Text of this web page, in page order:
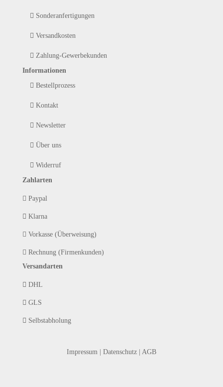
Sonderanfertigungen
Versandkosten
Zahlung-Gewerbekunden
Informationen
Bestellprozess
Kontakt
Newsletter
Über uns
Widerruf
Zahlarten
Paypal
Klarna
Vorkasse (Überweisung)
Rechnung (Firmenkunden)
Versandarten
DHL
GLS
Selbstabholung
Impressum | Datenschutz | AGB